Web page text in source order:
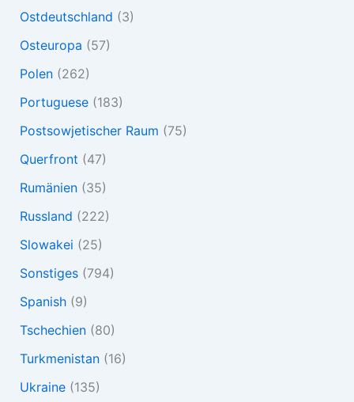
Ostdeutschland (3)
Osteuropa (57)
Polen(262)
Portuguese(183)
Postsowjetischer Raum (75)
Querfront (47)
Rumänien(35)
Russland (222)
Slowakei (25)
Sonstiges(794)
Spanish(9)
Tschechien(80)
Turkmenistan(16)
Ukraine(135)